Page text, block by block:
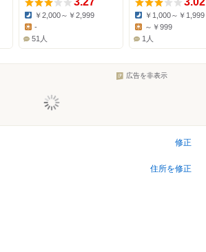
Dinner:
￥2,000～￥2,999
Lunch:
-
51人
Dinner:
￥1,000～￥1,999
Lunch:
～￥999
1人
広告を非表示
修正
住所を修正